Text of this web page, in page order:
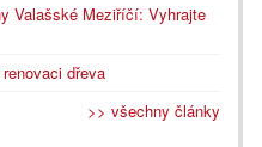
Valašské Meziříčí: Vyhrajte
dřeva
>> všechny články